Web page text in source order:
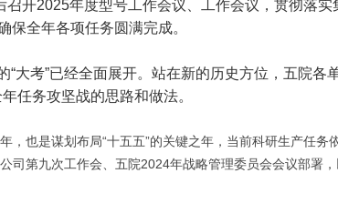
召开2025年度型号工作会议、工作会议，贯彻落
保全年各项任务圆满完成。
“大考”已经全面展开。站在新的历史方位，五院
任务攻坚战的思路和做法。
，也是谋划布局“十五五”的关键之年，当前科研生产任
司第九次工作会、五院2024年战略管理委员会会议部署